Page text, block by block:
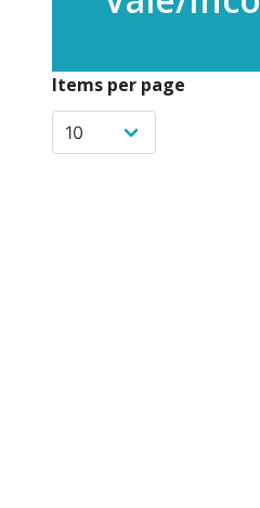
Items per page